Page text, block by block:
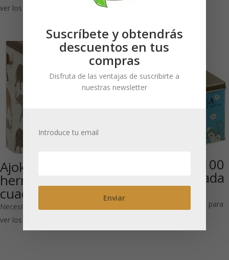
ver los precios
Ajok 250 g:cierre
hermético
cuadrada
Necesitas estar registrado para
ver los precios
Take a break 100
g: Tapa cuadrada
con bisagra
Necesitas estar registrado para
Suscríbete y obtendrás
descuentos en tus
compras
Disfruta de las ventajas de suscribirte a
nuestras newsletter
Introduce tu email